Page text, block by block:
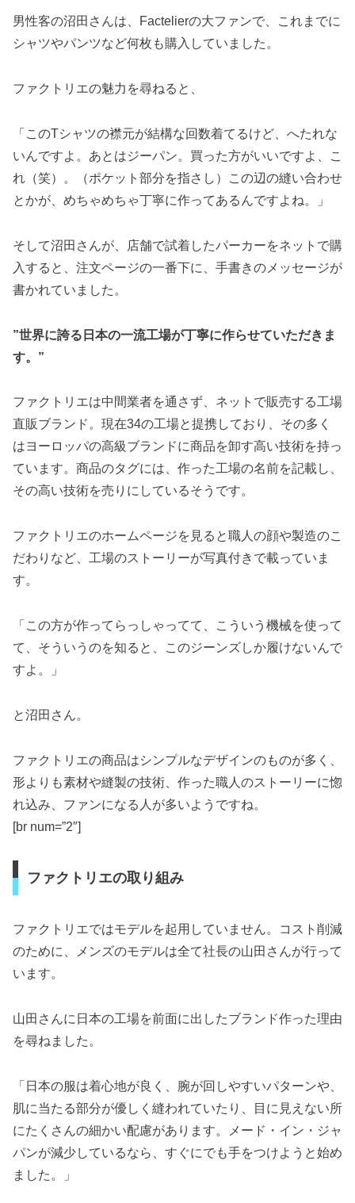
男性客の沼田さんは、Factelierの大ファンで、これまでに
シャツやパンツなど何枚も購入していました。
ファクトリエの魅力を尋ねると、
「このTシャツの襟元が結構な回数着てるけど、へたれな
いんですよ。あとはジーパン。買った方がいいですよ、こ
れ（笑）。（ポケット部分を指さし）この辺の縫い合わせ
とかが、めちゃめちゃ丁寧に作ってあるんですよね。」
そして沼田さんが、店舗で試着したパーカーをネットで購
入すると、注文ページの一番下に、手書きのメッセージが
書かれていました。
”世界に誇る日本の一流工場が丁寧に作らせていただきま
す。”
ファクトリエは中間業者を通さず、ネットで販売する工場
直販ブランド。現在34の工場と提携しており、その多く
はヨーロッパの高級ブランドに商品を卸す高い技術を持っ
ています。商品のタグには、作った工場の名前を記載し、
その高い技術を売りにしているそうです。
ファクトリエのホームページを見ると職人の顔や製造のこ
だわりなど、工場のストーリーが写真付きで載っていま
す。
「この方が作ってらっしゃってて、こういう機械を使って
て、そういうのを知ると、このジーンズしか履けないんで
すよ。」
と沼田さん。
ファクトリエの商品はシンプルなデザインのものが多く、
形よりも素材や縫製の技術、作った職人のストーリーに惚
れ込み、ファンになる人が多いようですね。
[br num=”2″]
ファクトリエの取り組み
ファクトリエではモデルを起用していません。コスト削減
のために、メンズのモデルは全て社長の山田さんが行って
います。
山田さんに日本の工場を前面に出したブランド作った理由
を尋ねました。
「日本の服は着心地が良く、腕が回しやすいパターンや、
肌に当たる部分が優しく縫われていたり、目に見えない所
にたくさんの細かい配慮があります。メード・イン・ジャ
パンが減少しているなら、すぐにでも手をつけようと始め
ました。」